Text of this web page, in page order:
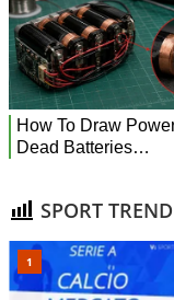
SPORT TREND